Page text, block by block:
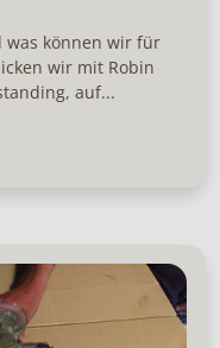
was können wir für
wir mit Robin
auf...